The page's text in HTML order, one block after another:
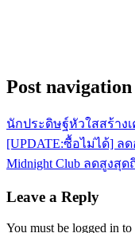
Post navigation
นักประดิษฐ์หัวใสสร้าง
[UPDATE:ซื้อไม่ได้] ลด
Midnight Club ลดสูงสุด
Leave a Reply
You must be logged in to